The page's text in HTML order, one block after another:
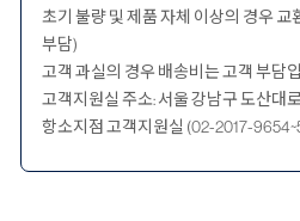
초기 불량 및 제품 자체 이상의 경우
부담)
고객 과실의 경우 배송비는 고객 부담
고객지원실 주소: 서울 강남구 도산대
항소지점 고객지원실 (02-2017-